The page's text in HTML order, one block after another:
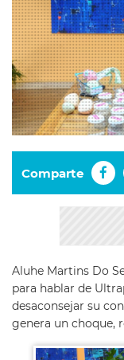
Comparte
Aluhe Martins Do
para hablar de
desaconsejar su
genera un choque,